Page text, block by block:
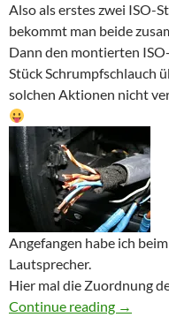
Also als erstes zwei ISO-
bekommt man beide
Dann den montierten
Stück Schrumpfschlauch
solchen Aktionen nicht
Angefangen habe ich
Lautsprecher.
Hier mal die Zuordnung
Continue reading Seat
→